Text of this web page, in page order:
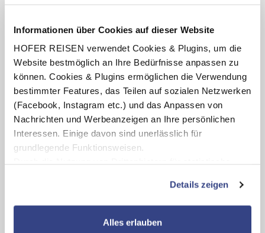
Informationen über Cookies auf dieser Website
HOFER REISEN verwendet Cookies & Plugins, um die
Website bestmöglich an Ihre Bedürfnisse anpassen zu
können. Cookies & Plugins ermöglichen die Verwendung
bestimmter Features, das Teilen auf sozialen Netzwerken
(Facebook, Instagram etc.) und das Anpassen von
Nachrichten und Werbeanzeigen an Ihre persönlichen
Interessen. Einige davon sind unerlässlich für
grundlegende Funktionsweisen.
zusätzliche Dienste bzw. Technologien von Drittanbietern
nutzen und uns sowie Dritten weitere Personalisierungen
ermöglichen, dabei kommt es auch zu Übermittlungen
Details zeigen
Alles erlauben
3 – 7 x Übernachtung im Camping PARK UMAG Plava
Energiepauschale, Bettwäsche, Handtücher,
Teilnahme am campeigenen Aktiv- und
Miniclub für Kinder von 4 – 16 Jahren (von Juli bis